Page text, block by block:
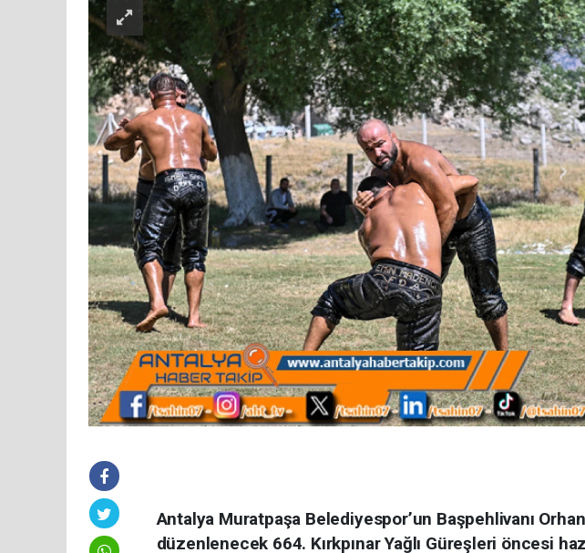
Antalya Muratpaşa Belediyespor’un Başpehlivanı
düzenlenecek 664. Kırkpınar Yağlı Güreşleri öncesi